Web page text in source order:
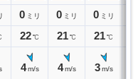
0 ミリ
22℃
4 m/s
0 ミリ
21℃
4 m/s
0 ミリ
21℃
3 m/s